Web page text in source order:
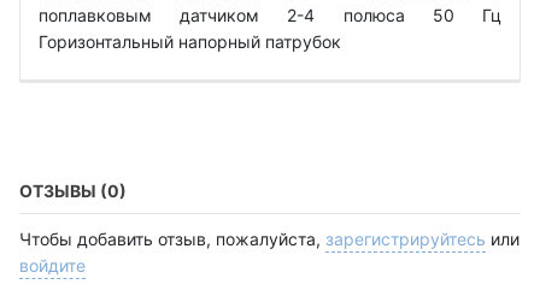
поплавковым датчиком 2-4 полюса 50 Гц
Горизонтальный напорный патрубок
ОТЗЫВЫ (0)
Чтобы добавить отзыв, пожалуйста, зарегистрируйтесь или
войдите